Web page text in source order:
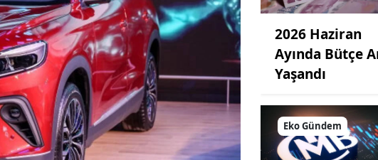
2026 Haziran
Ayında Bütçe
Yaşandı
Eko Gündem